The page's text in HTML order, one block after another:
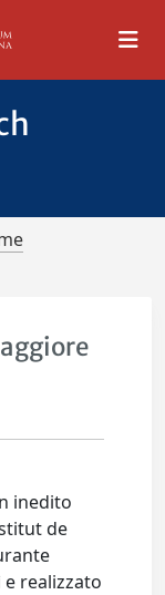
inedito
de
realizzato